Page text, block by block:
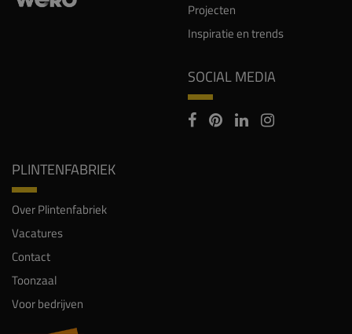
Projecten
Inspiratie en trends
SOCIAL MEDIA
PLINTENFABRIEK
Over Plintenfabriek
Vacatures
Contact
Toonzaal
Voor bedrijven